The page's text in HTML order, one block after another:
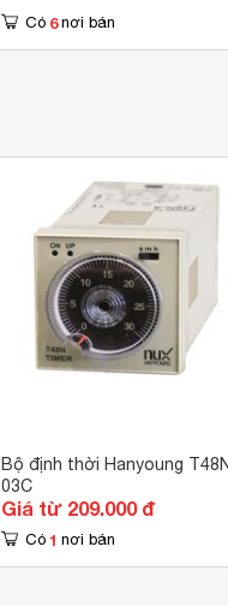
Có 6 nơi bán
Bộ định thời Hanyoung
03C
Giá từ 209.000 đ
Có 1 nơi bán